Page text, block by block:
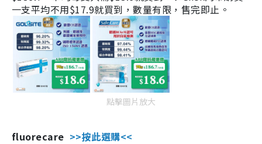
一支平均不用$17.9就買到，數量有限，售完即止。
點擊圖片放大
fluorecare >>按此選購<<